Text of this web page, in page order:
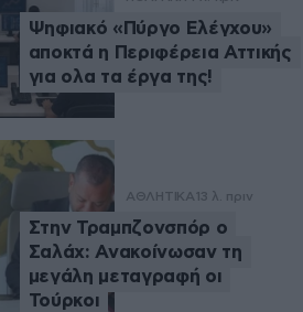
Ψηφιακό «Πύργο Ελέγχου»
αποκτά η Περιφέρεια Αττικής
για ολα τα έργα της!
ΑΘΛΗΤΙΚΑ 13 λ. πριν
Στην Τραμπζονσπόρ ο
Σαλάχ: Ανακοίνωσαν τη
μεγάλη μεταγραφή οι
Τούρκοι